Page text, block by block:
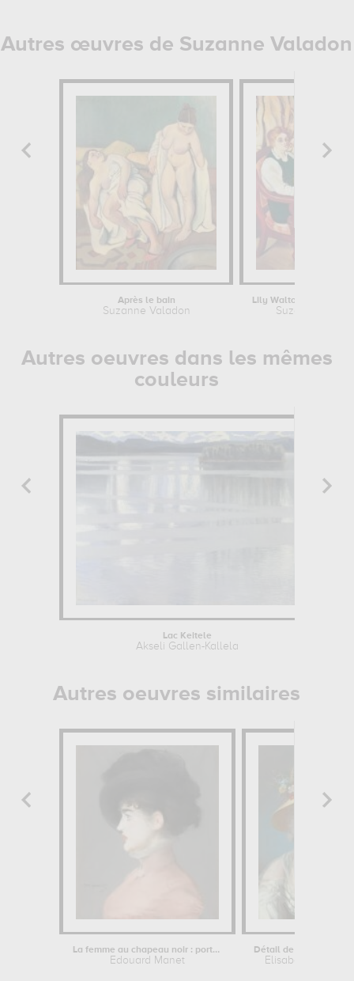
Autres œuvres de Suzanne Valadon
Après le bain
Suzanne Valadon
Lily Walton et
Suzanne
Autres oeuvres dans les mêmes
couleurs
Lac Keitele
Akseli Gallen-Kallela
Autres oeuvres similaires
La femme au chapeau noir : portrait...
Edouard Manet Elisabeth Vigée